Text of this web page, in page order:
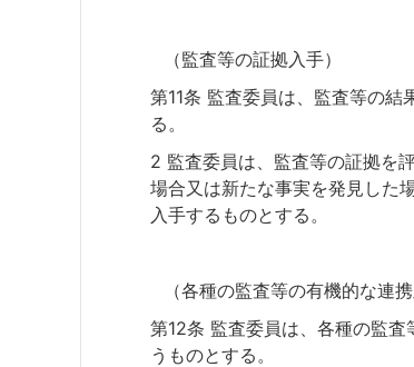
（監査等の証拠入手）
第11条 監査委員は、監査等の
る。
2 監査委員は、監査等の証拠を
場合又は新たな事実を発見した
入手するものとする。
（各種の監査等の有機的な連携
第12条 監査委員は、各種の監
うものとする。